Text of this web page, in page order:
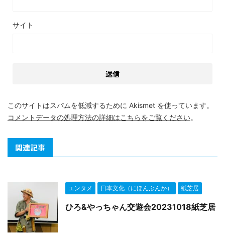
サイト
このサイトはスパムを低減するために Akismet を使っています。
コメントデータの処理方法の詳細はこちらをご覧ください。
関連記事
エンタメ 日本文化（にほんぶんか） 紙芝居
ひろ&やっちゃん交遊会20231018紙芝居